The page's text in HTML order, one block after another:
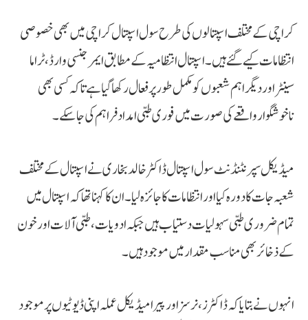
کراچی کے مختلف اسپتالوں کی طرح سول اسپتال کراچی میں بھی خصوصی
انتظامات کیے گئے ہیں۔ اسپتال انتظامیہ کے مطابق ایمرجنسی وارڈ، ٹراما
سینٹر اور دیگر اہم شعبوں کو مکمل طور پر فعال رکھا گیا ہے تاکہ کسی بھی
ناخوشگوار واقعے کی صورت میں فوری طبی امداد فراہم کی جا سکے۔
میڈیکل سپرنٹنڈنٹ سول اسپتال ڈاکٹر خالد بخاری نے اسپتال کے مختلف
شعبہ جات کا دورہ کیا اور انتظامات کا جائزہ لیا۔ ان کا کہنا تھا کہ اسپتال میں
تمام ضروری طبی سہولیات دستیاب ہیں جبکہ ادویات، طبی آلات اور خون
کے ذخائر بھی مناسب مقدار میں موجود ہیں۔
انہوں نے بتایا کہ ڈاکٹرز، نرسز اور پیرامیڈیکل عملہ اپنی ڈیوٹیوں پر موجود